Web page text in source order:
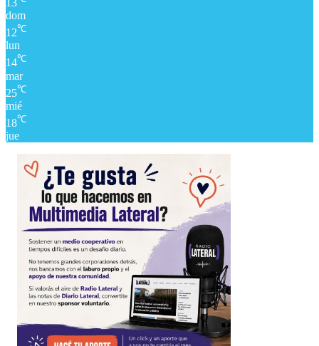
13
dom
12℃
lun
14℃
mar
25℃
mié
18℃
jue